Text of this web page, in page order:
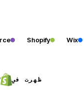
Wix
Shopify
ظهرت في